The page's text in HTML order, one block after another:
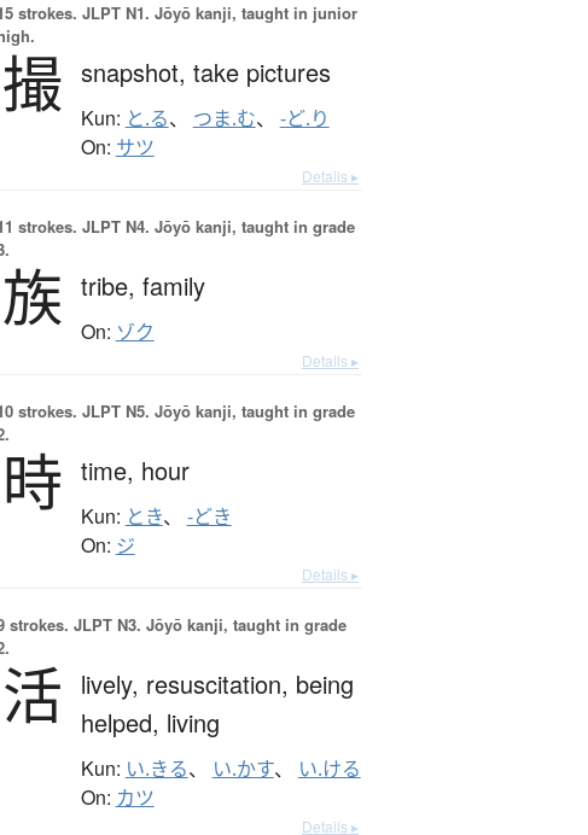
strokes. JLPT N1. Jōyō kanji, taught in junior
撮 snapshot, take pictures
Kun: と.る、 つま.む、 -ど.り
On: サツ
Details ▸
strokes. JLPT N4. Jōyō kanji, taught in grade
族 tribe, family
On: ゾク
Details ▸
strokes. JLPT N5. Jōyō kanji, taught in grade
時 time, hour
Kun: とき、 -どき
On: ジ
Details ▸
strokes. JLPT N3. Jōyō kanji, taught in grade
活 lively, resuscitation, being
helped, living
Kun: い.きる、 い.かす、 い.ける
On: カツ
Details ▸